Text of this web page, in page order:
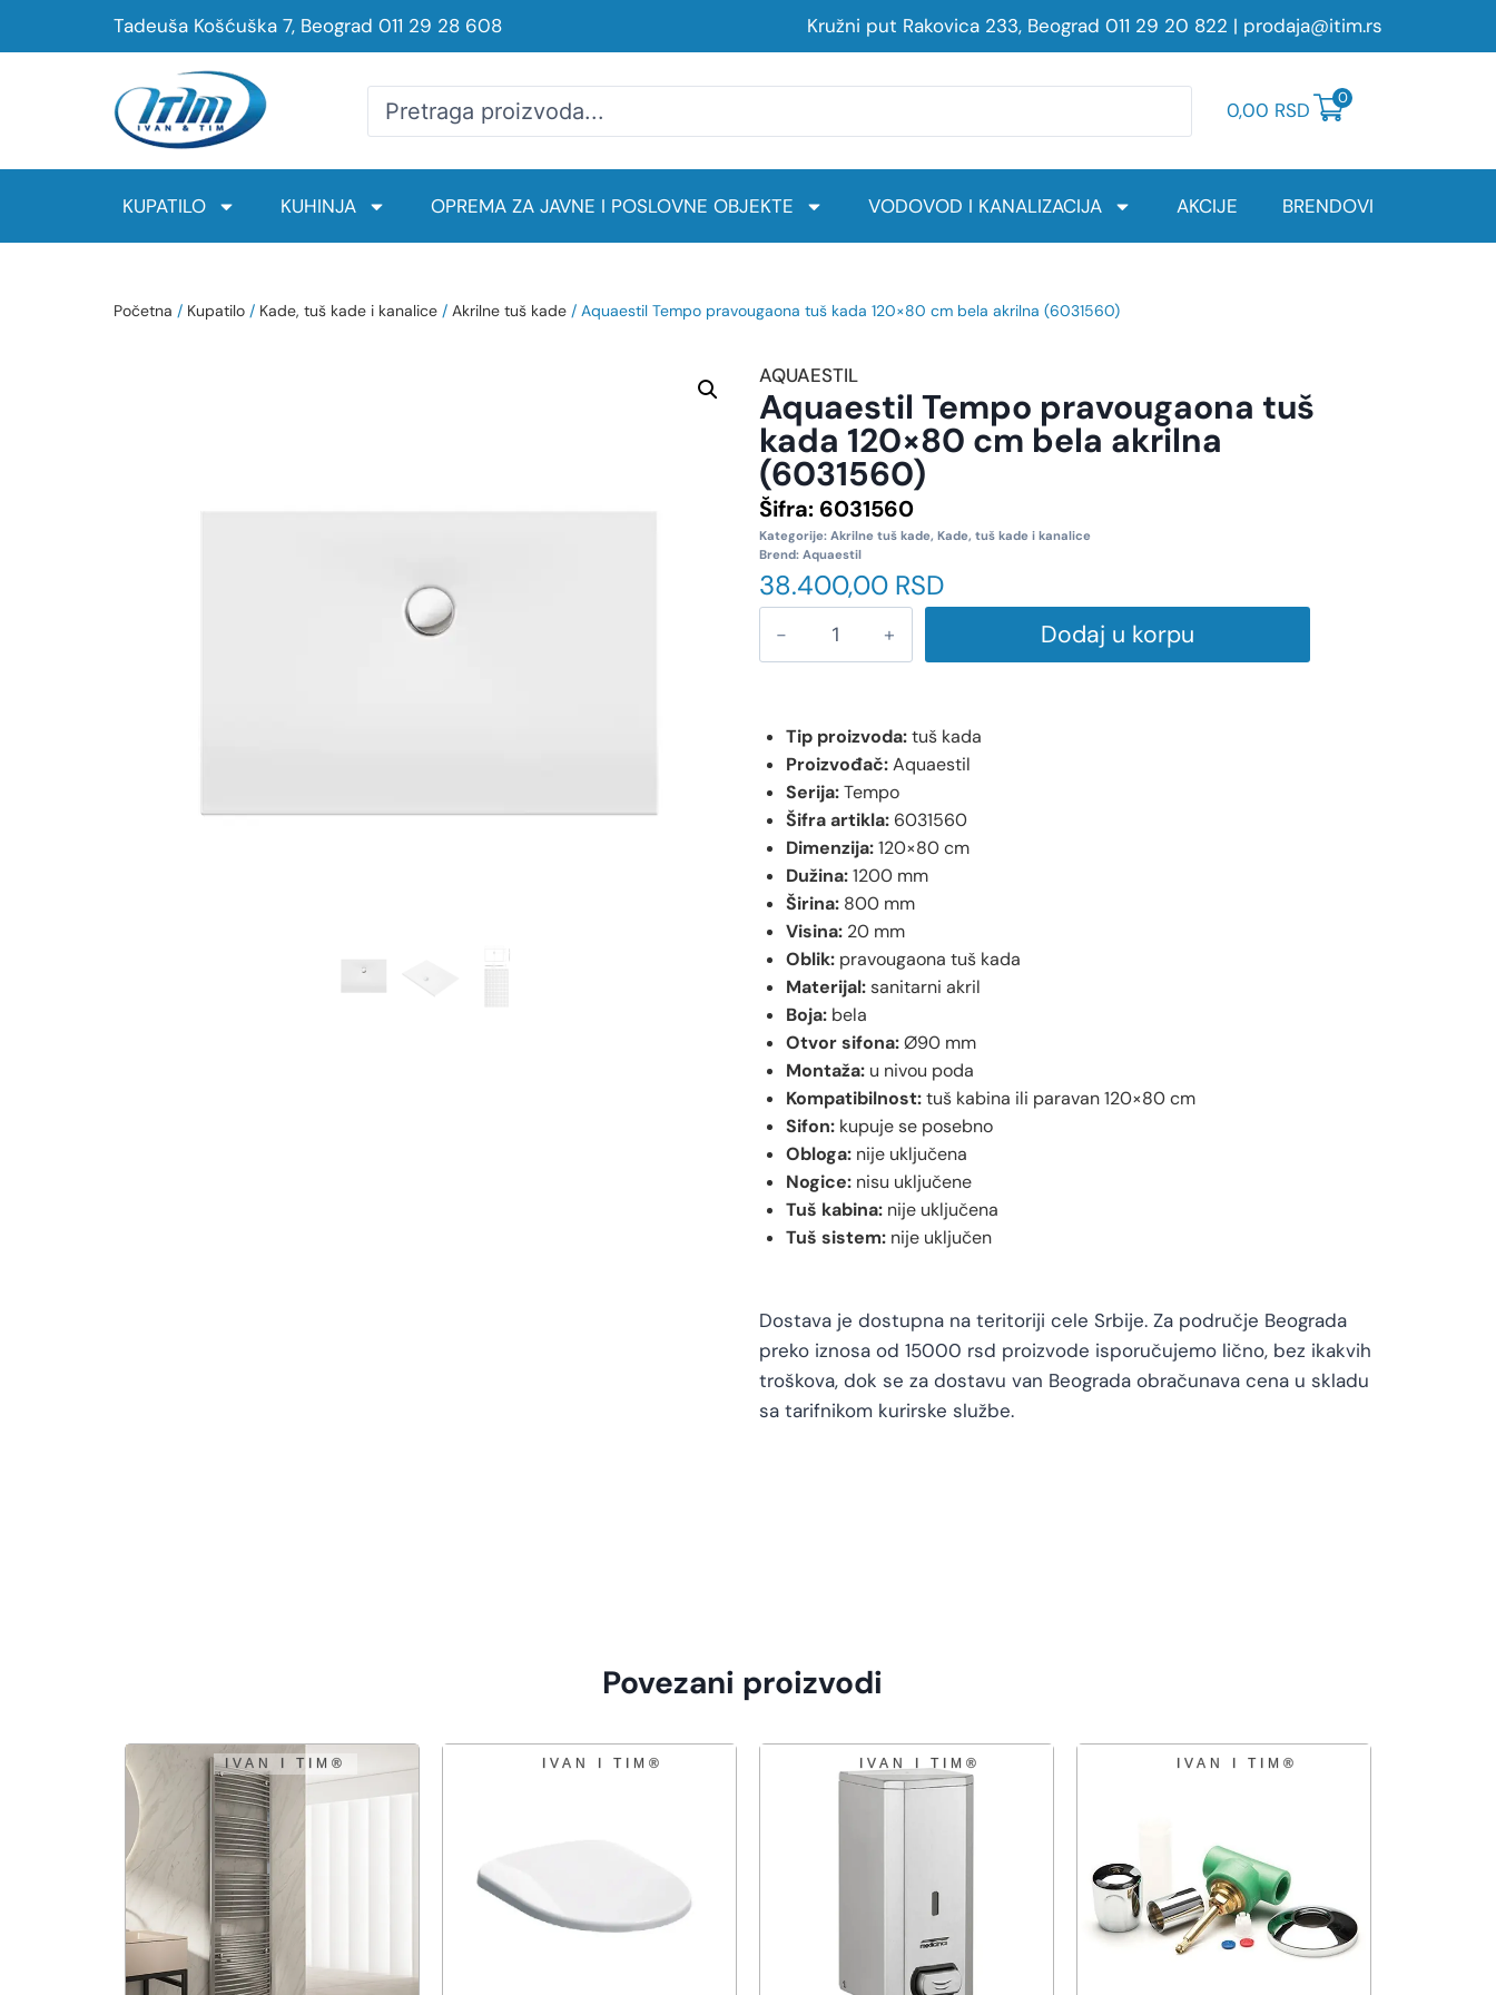
Tadeuša Košćuška 7, Beograd 011 29 28 608 Kružni put Rakovica 233, Beograd 011 29 20 822 | prodaja@itim.rs
0,00 RSD
0
KUPATILO KUHINJA OPREMA ZA JAVNE I POSLOVNE OBJEKTE VODOVOD I KANALIZACIJA AKCIJE BRENDOVI
Početna / Kupatilo / Kade, tuš kade i kanalice / Akrilne tuš kade / Aquaestil Tempo pravougaona tuš kada 120×80 cm bela akrilna (6031560)
AQUAESTIL
Aquaestil Tempo pravougaona tuš
kada 120×80 cm bela akrilna
(6031560)
Šifra: 6031560
Kategorije: Akrilne tuš kade, Kade, tuš kade i kanalice
Brend: Aquaestil
38.400,00 RSD
Dodaj u korpu
Tip proizvoda:tuš kada
Proizvođač:Aquaestil
Serija:Tempo
Šifra artikla: 6031560
Dimenzija:120×80 cm
Dužina:1200 mm
Širina: 800 mm
Visina: 20 mm
Oblik: pravougaona tuš kada
Materijal:sanitarni akril
Boja: bela
Otvor sifona:Ø90 mm
Montaža: u nivou poda
Kompatibilnost:tuš kabina ili paravan 120×80 cm
Sifon: kupuje se posebno
Obloga: nije uključena
Nogice: nisu uključene
Tuš kabina: nije uključena
Tuš sistem: nije uključen
Dostava je dostupna na teritoriji cele Srbije. Za područje Beograda
preko iznosa od 15000 rsd proizvode isporučujemo lično, bez ikakvih
troškova, dok se za dostavu van Beograda obračunava cena u skladu
sa tarifnikom kurirske službe.
Povezani proizvodi